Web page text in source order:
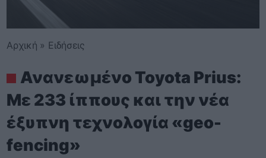
Αρχική » Ειδήσεις
Ανανεωμένο Toyota Prius:
Με 233 ίππους και την νέα
έξυπνη τεχνολογία «geo-
fencing»